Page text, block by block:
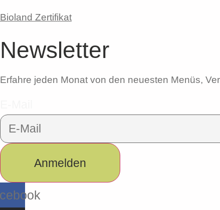
Bioland Zertifikat
Newsletter
Erfahre jeden Monat von den neuesten Menüs,
Anmelden